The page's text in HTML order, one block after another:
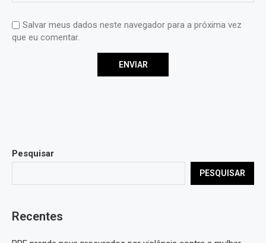
Salvar meus dados neste navegador para a próxima vez
que eu comentar.
Pesquisar
PESQUISAR
Recentes